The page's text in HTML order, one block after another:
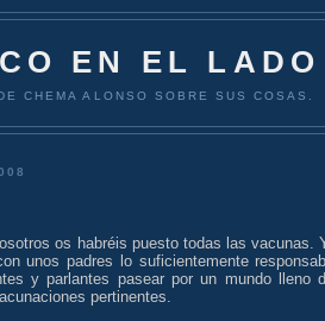
EN EL
CHEMA ALONSO SOBRE SUS COSAS.
os habréis puesto todas las vacunas.
unos padres lo suficientemente
y parlantes pasear por un mundo lleno
pertinentes.